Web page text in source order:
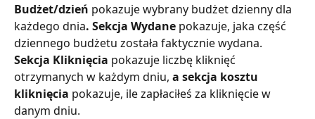
Budżet/dzień pokazuje wybrany budżet dzienny dla
każdego dnia. Sekcja Wydane pokazuje, jaka część
dziennego budżetu została faktycznie wydana.
Sekcja Kliknięcia pokazuje liczbę kliknięć
otrzymanych w każdym dniu, a sekcja kosztu
kliknięcia pokazuje, ile zapłaciłeś za kliknięcie w
danym dniu.